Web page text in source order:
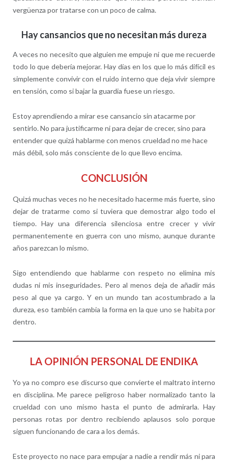
vergüenza por tratarse con un poco de calma.
Hay cansancios que no necesitan más dureza
A veces no necesito que alguien me empuje ni que me recuerde
todo lo que debería mejorar. Hay días en los que lo más difícil es
simplemente convivir con el ruido interno que deja vivir siempre
en tensión, como si bajar la guardia fuese un riesgo.
Estoy aprendiendo a mirar ese cansancio sin atacarme por
sentirlo. No para justificarme ni para dejar de crecer, sino para
entender que quizá hablarme con menos crueldad no me hace
más débil, solo más consciente de lo que llevo encima.
CONCLUSIÓN
Quizá muchas veces no he necesitado hacerme más fuerte, sino
dejar de tratarme como si tuviera que demostrar algo todo el
tiempo. Hay una diferencia silenciosa entre crecer y vivir
permanentemente en guerra con uno mismo, aunque durante
años parezcan lo mismo.
Sigo entendiendo que hablarme con respeto no elimina mis
dudas ni mis inseguridades. Pero al menos deja de añadir más
peso al que ya cargo. Y en un mundo tan acostumbrado a la
dureza, eso también cambia la forma en la que uno se habita por
dentro.
LA OPINIÓN PERSONAL DE ENDIKA
Yo ya no compro ese discurso que convierte el maltrato interno
en disciplina. Me parece peligroso haber normalizado tanto la
crueldad con uno mismo hasta el punto de admirarla. Hay
personas rotas por dentro recibiendo aplausos solo porque
siguen funcionando de cara a los demás.
Este proyecto no nace para empujar a nadie a rendir más ni para